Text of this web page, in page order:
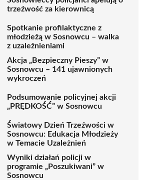
trzeźwość za kierownicą
Spotkanie profilaktyczne z
młodzieżą w Sosnowcu – walka
z uzależnieniami
Akcja „Bezpieczny Pieszy” w
Sosnowcu – 141 ujawnionych
wykroczeń
Podsumowanie policyjnej akcji
„PRĘDKOŚĆ” w Sosnowcu
Światowy Dzień Trzeźwości w
Sosnowcu: Edukacja Młodzieży
w Temacie Uzależnień
Wyniki działań policji w
programie „Poszukiwani” w
Sosnowcu